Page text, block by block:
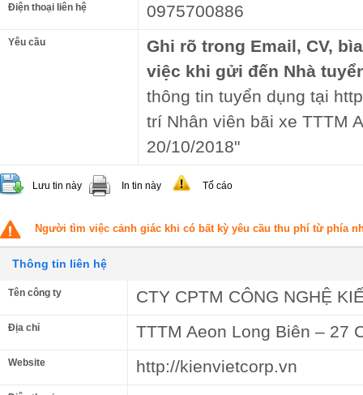
Điện thoại liên hệ 0975700886
Yêu cầu
Ghi rõ trong Email, CV,
việc khi gửi đến Nhà
thông tin tuyển dụng tại
trí Nhân viên bãi xe TTTM
20/10/2018"
Lưu tin này In tin này Tố cáo
Người tìm việc cảnh giác khi có bất kỳ yêu cầu thu phí từ phía
Thông tin liên hệ
Tên công ty CTY CPTM CÔNG NGHỆ
Địa chỉ TTTM Aeon Long Biên – 27
Website http://kienvietcorp.vn